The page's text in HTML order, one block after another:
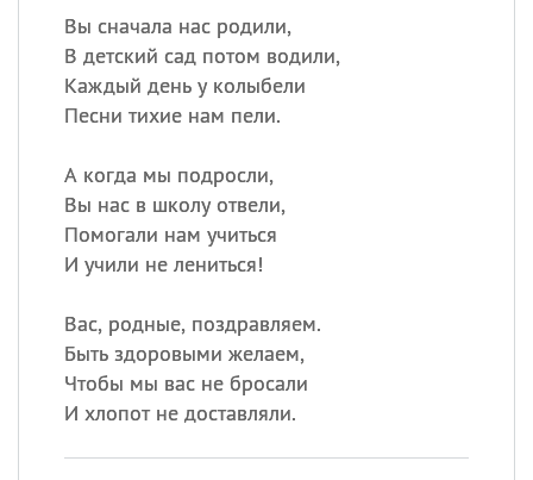
Вы сначала нас родили,
В детский сад потом водили,
Каждый день у колыбели
Песни тихие нам пели.
А когда мы подросли,
Вы нас в школу отвели,
Помогали нам учиться
И учили не лениться!
Вас, родные, поздравляем.
Быть здоровыми желаем,
Чтобы мы вас не бросали
И хлопот не доставляли.